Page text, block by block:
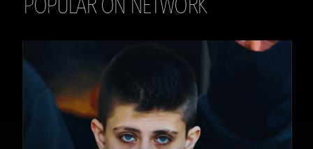
THE DAILY